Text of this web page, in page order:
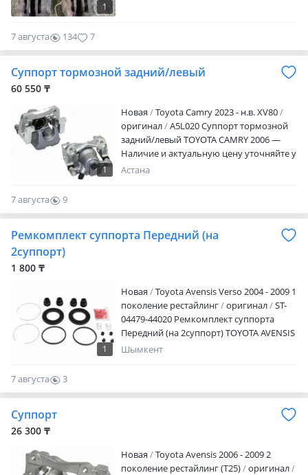
1
7 августа 134 7
Суппорт тормозной задний/левый
60 550 ₸
1
Новая
Toyota Camry 2023 - н.в. XV80
оригинал
A5L020 Суппорт тормозной
задний/левый TOYOTA CAMRY 2006 —
Наличие и актуальную цену уточняйте у
менеджера
Астана
7 августа
9
0
Ремкомплект суппорта Передний (на
2суппорт)
1 800 ₸
1
Новая
Toyota Avensis Verso 2004 - 2009 1
поколение рестайлинг
оригинал
ST-
04479-44020 Ремкомплект суппорта
Передний (на 2суппорт) TOYOTA AVENSIS
VERSO 2001-2009 Наличие и актуальную
Шымкент
7 августа
3
0
Суппорт
26 300 ₸
Новая
Toyota Avensis 2006 - 2009 2
поколение рестайлинг (T25)
оригинал